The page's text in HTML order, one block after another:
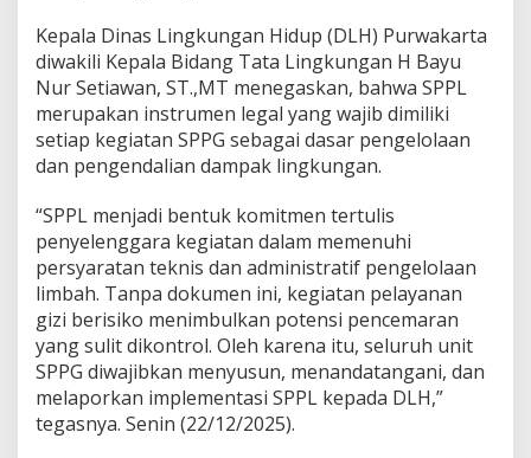
Kepala Dinas Lingkungan Hidup (DLH) Purwakarta
diwakili Kepala Bidang Tata Lingkungan H Bayu
Nur Setiawan, ST.,MT menegaskan, bahwa SPPL
merupakan instrumen legal yang wajib dimiliki
setiap kegiatan SPPG sebagai dasar pengelolaan
dan pengendalian dampak lingkungan.
“SPPL menjadi bentuk komitmen tertulis
penyelenggara kegiatan dalam memenuhi
persyaratan teknis dan administratif pengelolaan
limbah. Tanpa dokumen ini, kegiatan pelayanan
gizi berisiko menimbulkan potensi pencemaran
yang sulit dikontrol. Oleh karena itu, seluruh unit
SPPG diwajibkan menyusun, menandatangani, dan
melaporkan implementasi SPPL kepada DLH,”
tegasnya. Senin (22/12/2025).